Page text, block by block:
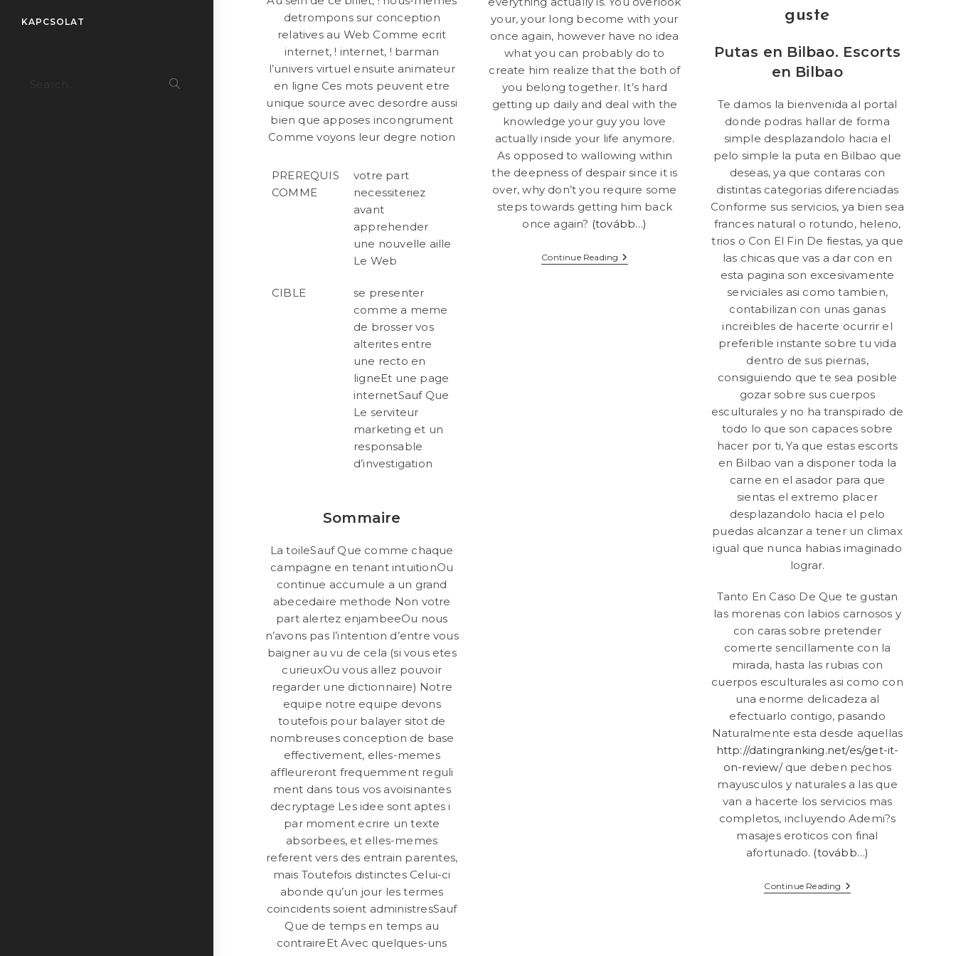
KAPCSOLAT
search
detrompons sur conception
relatives au Web Comme ecrit
internet, ! internet, ! barman
l’univers virtuel ensuite animateur
en ligne Ces mots peuvent etre
unique source avec desordre aussi
bien que apposes incongrument
Comme voyons leur degre notion
PREREQUIS
COMME
votre part
necessiteriez
avant
apprehender
une nouvelle aille
Le Web
CIBLE
se presenter
comme a meme
de brosser vos
alterites entre
une recto en
ligneEt une page
internetSauf Que
Le serviteur
marketing et un
responsable
d’investigation
Sommaire
La toileSauf Que comme chaque
campagne en tenant intuitionOu
continue accumule a un grand
abecedaire methode Non votre
part alertez enjambeeOu nous
n’avons pas l’intention d’entre vous
baigner au vu de cela (si vous etes
curieuxOu vous allez pouvoir
regarder une dictionnaire) Notre
equipe notre equipe devons
toutefois pour balayer sitot de
nombreuses conception de base
effectivement, elles-memes
affleureront frequemment reguli
ment dans tous vos avoisinantes
decryptage Les idee sont aptes i
par moment ecrire un texte
absorbees, et elles-memes
referent vers des entrain parentes,
mais Toutefois distinctes Celui-ci
abonde qu’un jour les termes
coincidents soient administresSauf
Que de temps en temps au
contraireEt Avec quelques-uns
your, your long become with your
once again, however have no idea
what you can probably do to
create him realize that the both of
you belong together. It’s hard
getting up daily and deal with the
knowledge your guy you love
actually inside your life anymore.
As opposed to wallowing within
the deepness of despair since it is
over, why don’t you require some
steps towards getting him back
once again? (tovább…)
Continue Reading Both
You
guste
Putas en Bilbao. Escorts
en Bilbao
Te damos la bienvenida al portal
donde podras hallar de forma
simple desplazandolo hacia el
pelo simple la puta en Bilbao que
deseas, ya que contaras con
distintas categorias diferenciadas
Conforme sus servicios, ya bien sea
frances natural o rotundo, heleno,
trios o Con El Fin De fiestas, ya que
las chicas que vas a dar con en
esta pagina son excesivamente
serviciales asi­ como tambien,
contabilizan con unas ganas
increibles de hacerte ocurrir el
preferible instante sobre tu vida
dentro de sus piernas,
consiguiendo que te sea posible
gozar sobre sus cuerpos
esculturales y no ha transpirado de
todo lo que son capaces sobre
hacer por ti, Ya que estas escorts
en Bilbao van a disponer toda la
carne en el asador para que
sientas el extremo placer
desplazandolo hacia el pelo
puedas alcanzar a tener un climax
igual que nunca habias imaginado
lograr.
Tanto En Caso De Que te gustan
las morenas con labios carnosos y
con caras sobre pretender
comerte sencillamente con la
mirada, hasta las rubias con
cuerpos esculturales asi­ como con
una enorme delicadeza al
efectuarlo contigo, pasando
Naturalmente esta desde aquellas
http://datingranking.net/es/get-it-
on-review/que deben pechos
mayusculos y naturales a las que
van a hacerte los servicios mas
completos, incluyendo Ademi?s
masajes eroticos con final
afortunado. (tovább…)
Continue Reading Contactar
Con